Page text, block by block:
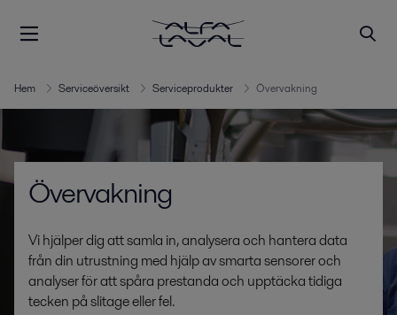
Hem Serviceöversikt Serviceprodukter Övervakning
Övervakning
Vi hjälper dig att samla in, analysera och hantera data
från din utrustning med hjälp av smarta sensorer och
analyser för att spåra prestanda och upptäcka tidiga
tecken på slitage eller fel.